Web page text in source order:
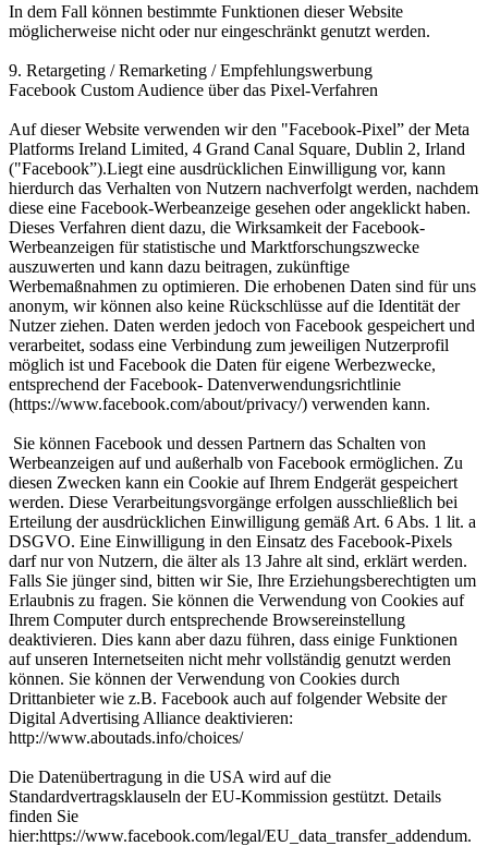
In dem Fall können bestimmte Funktionen dieser Website
möglicherweise nicht oder nur eingeschränkt genutzt werden.
9. Retargeting / Remarketing / Empfehlungswerbung
Facebook Custom Audience über das Pixel-Verfahren
Auf dieser Website verwenden wir den "Facebook-Pixel” der Meta
Platforms Ireland Limited, 4 Grand Canal Square, Dublin 2, Irland
("Facebook”).Liegt eine ausdrücklichen Einwilligung vor, kann
hierdurch das Verhalten von Nutzern nachverfolgt werden, nachdem
diese eine Facebook-Werbeanzeige gesehen oder angeklickt haben.
Dieses Verfahren dient dazu, die Wirksamkeit der Facebook-
Werbeanzeigen für statistische und Marktforschungszwecke
auszuwerten und kann dazu beitragen, zukünftige
Werbemaßnahmen zu optimieren. Die erhobenen Daten sind für uns
anonym, wir können also keine Rückschlüsse auf die Identität der
Nutzer ziehen. Daten werden jedoch von Facebook gespeichert und
verarbeitet, sodass eine Verbindung zum jeweiligen Nutzerprofil
möglich ist und Facebook die Daten für eigene Werbezwecke,
entsprechend der Facebook- Datenverwendungsrichtlinie
(https://www.facebook.com/about/privacy/) verwenden kann.
Sie können Facebook und dessen Partnern das Schalten von
Werbeanzeigen auf und außerhalb von Facebook ermöglichen. Zu
diesen Zwecken kann ein Cookie auf Ihrem Endgerät gespeichert
werden. Diese Verarbeitungsvorgänge erfolgen ausschließlich bei
Erteilung der ausdrücklichen Einwilligung gemäß Art. 6 Abs. 1 lit. a
DSGVO. Eine Einwilligung in den Einsatz des Facebook-Pixels
darf nur von Nutzern, die älter als 13 Jahre alt sind, erklärt werden.
Falls Sie jünger sind, bitten wir Sie, Ihre Erziehungsberechtigten um
Erlaubnis zu fragen. Sie können die Verwendung von Cookies auf
Ihrem Computer durch entsprechende Browsereinstellung
deaktivieren. Dies kann aber dazu führen, dass einige Funktionen
auf unseren Internetseiten nicht mehr vollständig genutzt werden
können. Sie können der Verwendung von Cookies durch
Drittanbieter wie z.B. Facebook auch auf folgender Website der
Digital Advertising Alliance deaktivieren:
http://www.aboutads.info/choices/
Die Datenübertragung in die USA wird auf die
Standardvertragsklauseln der EU-Kommission gestützt. Details
finden Sie
hier:https://www.facebook.com/legal/EU_data_transfer_addendum.